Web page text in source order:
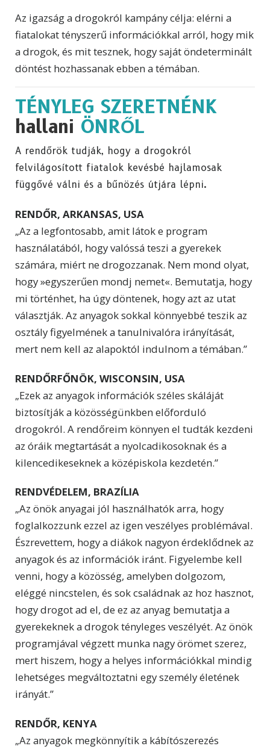
Az igazság a drogokról kampány célja: elérni a
fiatalokat tényszerű információkkal arról, hogy mik
a drogok, és mit tesznek, hogy saját öndeterminált
döntést hozhassanak ebben a témában.
TÉNYLEG SZERETNÉNK
hallani ÖNRŐL
A rendőrök tudják, hogy a drogokról
felvilágosított fiatalok kevésbé hajlamosak
függővé válni és a bűnözés útjára lépni.
RENDŐR, ARKANSAS, USA
„Az a legfontosabb, amit látok e program
használatából, hogy valóssá teszi a gyerekek
számára, miért ne drogozzanak. Nem mond olyat,
hogy »egyszerűen mondj nemet«. Bemutatja, hogy
mi történhet, ha úgy döntenek, hogy azt az utat
választják. Az anyagok sokkal könnyebbé teszik az
osztály figyelmének a tanulnivalóra irányítását,
mert nem kell az alapoktól indulnom a témában.”
RENDŐRFŐNÖK, WISCONSIN, USA
„Ezek az anyagok információk széles skáláját
biztosítják a közösségünkben előforduló
drogokról. A rendőreim könnyen el tudták kezdeni
az óráik megtartását a nyolcadikosoknak és a
kilencedikeseknek a középiskola kezdetén.”
RENDVÉDELEM, BRAZÍLIA
„Az önök anyagai jól használhatók arra, hogy
foglalkozzunk ezzel az igen veszélyes problémával.
Észrevettem, hogy a diákok nagyon érdeklődnek az
anyagok és az információk iránt. Figyelembe kell
venni, hogy a közösség, amelyben dolgozom,
eléggé nincstelen, és sok családnak az hoz hasznot,
hogy drogot ad el, de ez az anyag bemutatja a
gyerekeknek a drogok tényleges veszélyét. Az önök
programjával végzett munka nagy örömet szerez,
mert hiszem, hogy a helyes információkkal mindig
lehetséges megváltoztatni egy személy életének
irányát.”
RENDŐR, KENYA
„Az anyagok megkönnyítik a kábítószerezés